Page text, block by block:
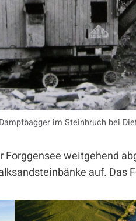
im Steinbruch bei
Forggensee weitgehend
auf. Das